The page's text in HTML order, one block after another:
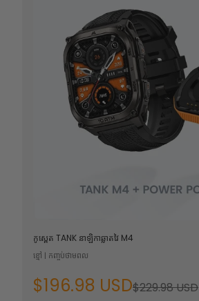
កូស្ពេត TANK នាឡិកាឆ្លាតវៃ M4
ខ្មៅ | កញ្ចប់ថាមពល
$196.98 USD$229.98 USD